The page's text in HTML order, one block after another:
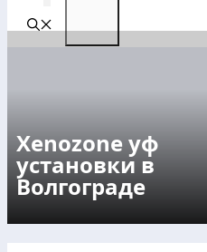
Xenozone уф
установки в
Волгограде